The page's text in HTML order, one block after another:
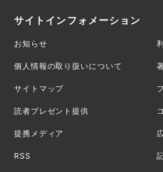
サイトインフォメーション
お知らせ
個人情報の取り扱いについて
サイトマップ
読者プレゼント提供
提携メディア
RSS